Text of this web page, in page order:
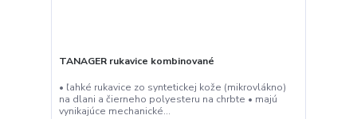
TANAGER rukavice kombinované
• ľahké rukavice zo syntetickej kože (mikrovlákno)
na dlani a čierneho polyesteru na chrbte • majú
vynikajúce mechanické...